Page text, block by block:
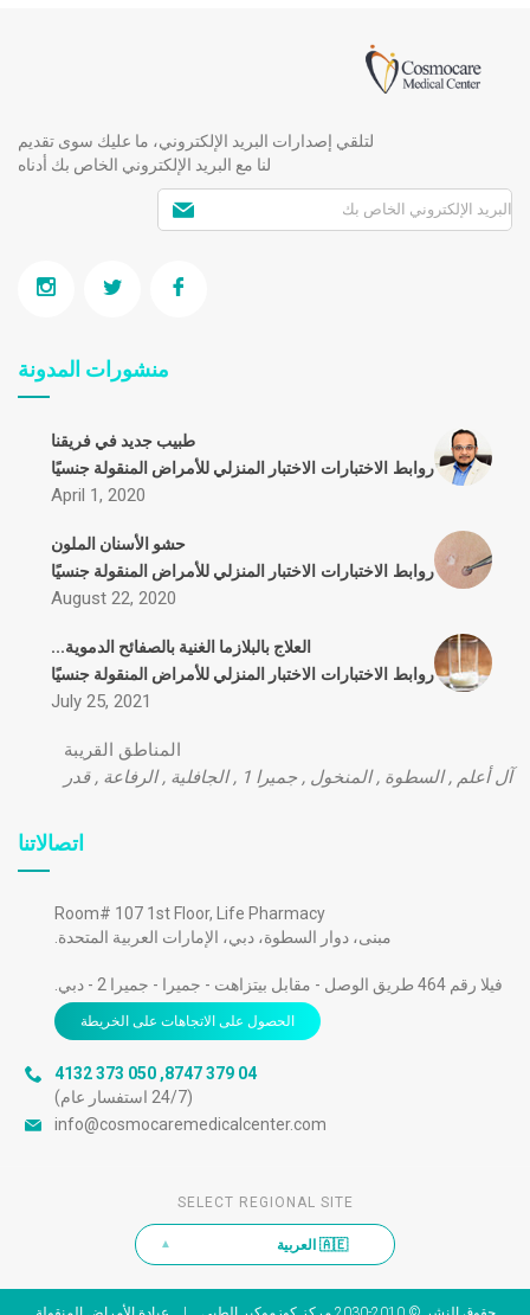
لتلقي إصدارات البريد الإلكتروني، ما عليك سوى تقديم
لنا مع البريد الإلكتروني الخاص بك أدناه
منشورات المدونة
طبيب جديد في فريقنا
روابط الاختبارات الاختبار المنزلي للأمراض المنقولة جنسيًا
April 1, 2020
حشو الأسنان الملون
روابط الاختبارات الاختبار المنزلي للأمراض المنقولة جنسيًا
August 22, 2020
العلاج بالبلازما الغنية بالصفائح الدموية...
روابط الاختبارات الاختبار المنزلي للأمراض المنقولة جنسيًا
July 25, 2021
المناطق القريبة
آل أعلم ,السطوة ,المنخول , جميرا 1 ,الجافلية ,الرفاعة ,قدر
اتصالاتنا
Room# 107 1st Floor, Life Pharmacy
مبنى، دوار السطوة، دبي، الإمارات العربية المتحدة.
فيلا رقم 464 طريق الوصل - مقابل بيتزاهت - جميرا - جميرا 2 - دبي.
الحصول على الاتجاهات على الخريطة
04 379 8747
,
050 373 4132
(24/7 استفسار عام)
info@cosmocaremedicalcenter.com
SELECT REGIONAL SITE
🇦🇪 العربية ▲